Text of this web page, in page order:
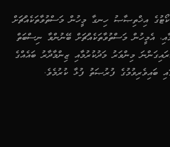
އިޚްތިޞާޞު ހިނގާ މީހުން މަސްތުވާތަކެއްޗަށް
އެމީހުން މަސްތުވާތަކެއްޗަށް ބޭނުންވާ ނިސްބަތް
މިންވަރު މަދުކުރުމާއި ޒިންމާދާރު ބައެއްގެ
ބައިވެރިވުމުގެ ފުރުޞަތު ފުޅާ ކުރުމެވެ.